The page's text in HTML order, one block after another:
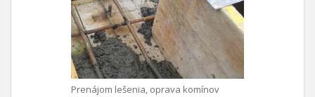
Prenájom lešenia, oprava komínov